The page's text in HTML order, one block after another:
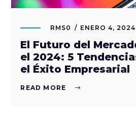
RMS0 ENERO 4, 2024
El Futuro del
el 2024: 5
el Éxito Empresarial
READ MORE